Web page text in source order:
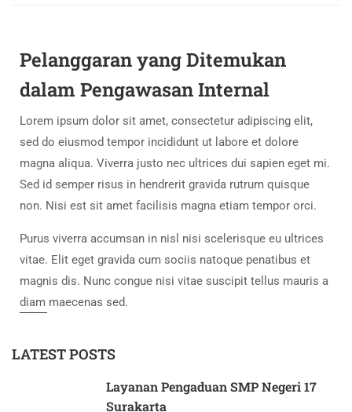
Pelanggaran yang Ditemukan
dalam Pengawasan Internal
Lorem ipsum dolor sit amet, consectetur adipiscing elit,
sed do eiusmod tempor incididunt ut labore et dolore
magna aliqua. Viverra justo nec ultrices dui sapien eget mi.
Sed id semper risus in hendrerit gravida rutrum quisque
non. Nisi est sit amet facilisis magna etiam tempor orci.
Purus viverra accumsan in nisl nisi scelerisque eu ultrices
vitae. Elit eget gravida cum sociis natoque penatibus et
magnis dis. Nunc congue nisi vitae suscipit tellus mauris a
diam maecenas sed.
LATEST POSTS
Layanan Pengaduan SMP Negeri 17
Surakarta